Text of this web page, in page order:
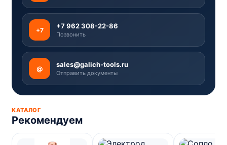
+7
+7 962 308-22-86
Позвонить
@
sales@galich-tools.ru
Отправить документы
КАТАЛОГ
Рекомендуем